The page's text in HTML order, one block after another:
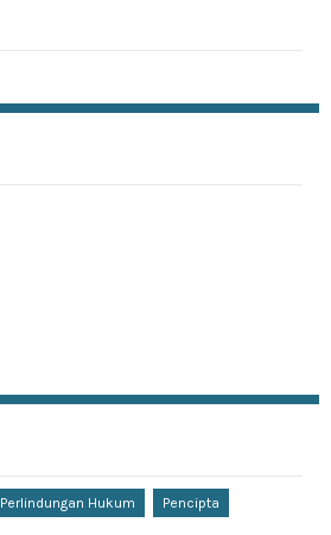
Perlindungan Hukum
Pencipta